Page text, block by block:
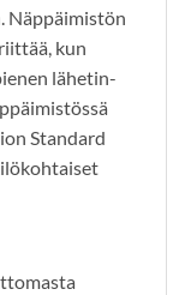
Näppäimistön
kun
lähetin-
Standard